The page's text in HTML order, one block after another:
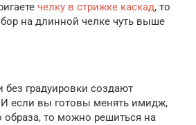
челку в стрижке каскад, то
на длинной челке чуть выше
градуировки создают
И если вы готовы менять имидж,
образа, то можно решиться на